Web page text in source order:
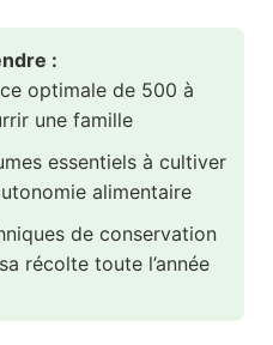
:
optimale de 500 à
une famille
essentiels à cultiver
alimentaire
de conservation
récolte toute l’année